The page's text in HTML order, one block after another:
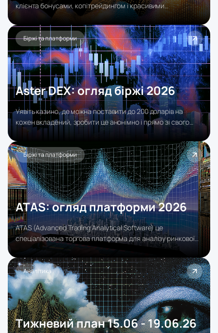
клієнта бонусами, копітрейдингом і красивими
лендингами, Exness грає в іншу гру: низькі витрати на
угоду, агресивно швидке виконання і максимально просте
виведення коштів.
Біржі та платформи
Aster DEX: огляд біржі 2026
Уявіть казино, де можна поставити до 200 доларів на
кожен вкладений, зробити це анонімно і прямо зі свого
гаманця, без паспорта, без посередника. Приблизно так
виглядає Aster DEX: децентралізована біржа безстрокових
ф'ючерсів з плечем до 200x на більшість пар (і до 1001x у
Degen-режимі), мультичейн доступом на чотирьох
мережах і торгівлею акціями великих компаній, без KYC.
Біржі та платформи
ATAS: огляд платформи 2026
ATAS (Advanced Trading Analytical Software) це
спеціалізована торгова платформа для аналізу ринкової
мікроструктури, обсягів та order flow. Розробник це ATAS
LLC (зареєстрована в Ризі, Латвія), а сама платформа
орієнтована на трейдерів, які хочуть бачити не тільки рух
ціни, але й реальну активність покупців та продавців
усередині ринку.
Аналітика
Тижневий план 15.06 - 19.06.26